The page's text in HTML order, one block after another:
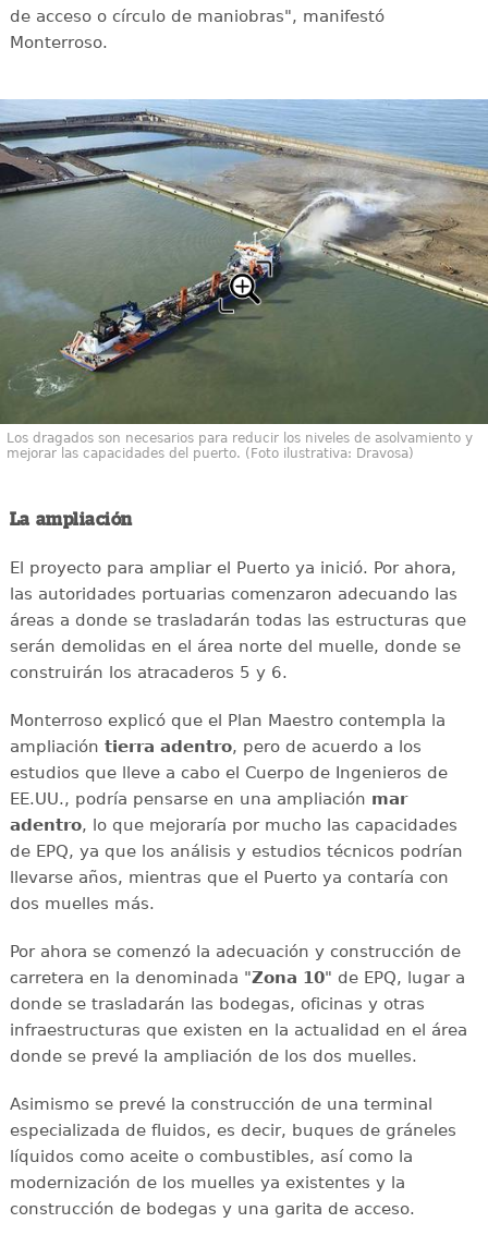
de acceso o círculo de maniobras", manifestó
Monterroso.
Los dragados son necesarios para reducir los niveles de asolvamiento y
mejorar las capacidades del puerto. (Foto ilustrativa: Dravosa)
La ampliación
El proyecto para ampliar el Puerto ya inició. Por ahora,
las autoridades portuarias comenzaron adecuando las
áreas a donde se trasladarán todas las estructuras que
serán demolidas en el área norte del muelle, donde se
construirán los atracaderos 5 y 6.
Monterroso explicó que el Plan Maestro contempla la
ampliación tierra adentro, pero de acuerdo a los
estudios que lleve a cabo el Cuerpo de Ingenieros de
EE.UU., podría pensarse en una ampliación mar
adentro, lo que mejoraría por mucho las capacidades
de EPQ, ya que los análisis y estudios técnicos podrían
llevarse años, mientras que el Puerto ya contaría con
dos muelles más.
Por ahora se comenzó la adecuación y construcción de
carretera en la denominada "Zona 10" de EPQ, lugar a
donde se trasladarán las bodegas, oficinas y otras
infraestructuras que existen en la actualidad en el área
donde se prevé la ampliación de los dos muelles.
Asimismo se prevé la construcción de una terminal
especializada de fluidos, es decir, buques de gráneles
líquidos como aceite o combustibles, así como la
modernización de los muelles ya existentes y la
construcción de bodegas y una garita de acceso.